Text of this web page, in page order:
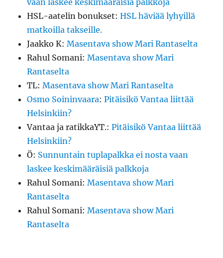
vaan laskee keskimääräisiä palkkoja
HSL-aatelin bonukset:HSL häviää lyhyillä
matkoilla takseille.
Jaakko K:Masentava show Mari Rantaselta
Rahul Somani:Masentava show Mari
Rantaselta
TL:Masentava show Mari Rantaselta
Osmo Soininvaara:Pitäisikö Vantaa liittää
Helsinkiin?
Vantaa ja ratikkaYT.:Pitäisikö Vantaa liittää
Helsinkiin?
Ö: Sunnuntain tuplapalkka ei nosta vaan
laskee keskimääräisiä palkkoja
Rahul Somani:Masentava show Mari
Rantaselta
Rahul Somani:Masentava show Mari
Rantaselta